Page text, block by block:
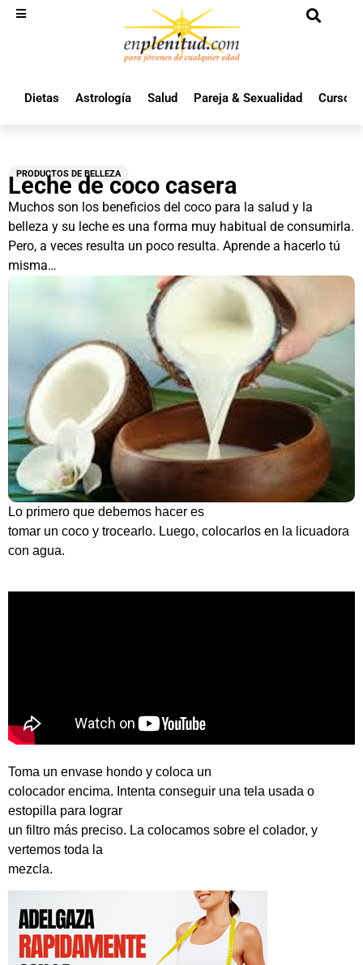
Dietas Astrología Salud Pareja & Sexualidad Cursos
PRODUCTOS DE BELLEZA
Leche de coco casera
Muchos son los beneficios del coco para la salud y la
belleza y su leche es una forma muy habitual de consumirla.
Pero, a veces resulta un poco resulta. Aprende a hacerlo tú
misma…
Lo primero que debemos hacer es
tomar un coco y trocearlo. Luego, colocarlos en la licuadora
con agua.
Toma un envase hondo y coloca un
colocador encima. Intenta conseguir una tela usada o
estopilla para lograr
un filtro más preciso. La colocamos sobre el colador, y
vertemos toda la
mezcla.